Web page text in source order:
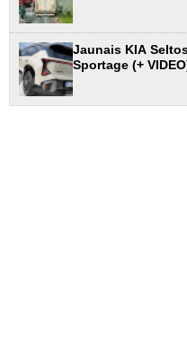
Jaunais KIA
Sportage (+